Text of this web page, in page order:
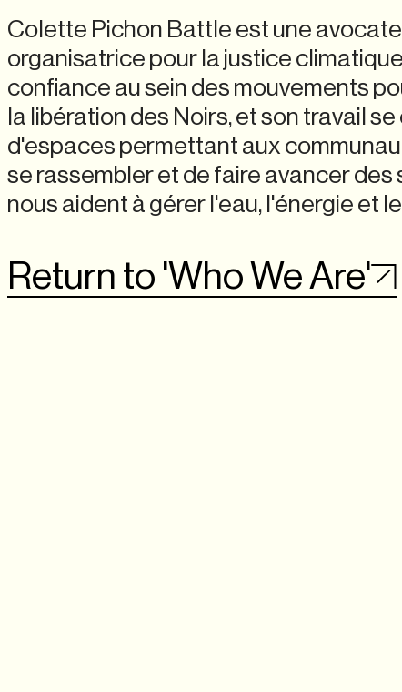
Colette Pichon Battle est une
organisatrice pour la justice
confiance au sein des mouvements
la libération des Noirs, et son travail
d'espaces permettant aux
se rassembler et de faire avancer
nous aident à gérer l'eau, l'énergie et
Return to 'Who We Are'